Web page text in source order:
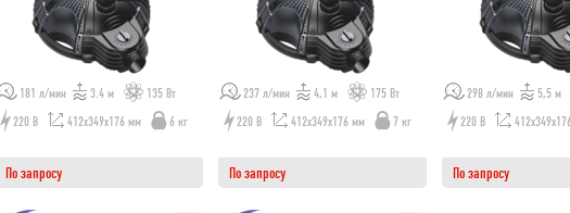
181 л/мин 3.4 м
135 Вт
220 В
412х349х176 мм 6 кг
По запросу
237 л/мин 4,1 м
175 Вт
220 В
412x349x176 мм 7 кг
По запросу
298 л/мин 5,5 м
220 В
По запросу